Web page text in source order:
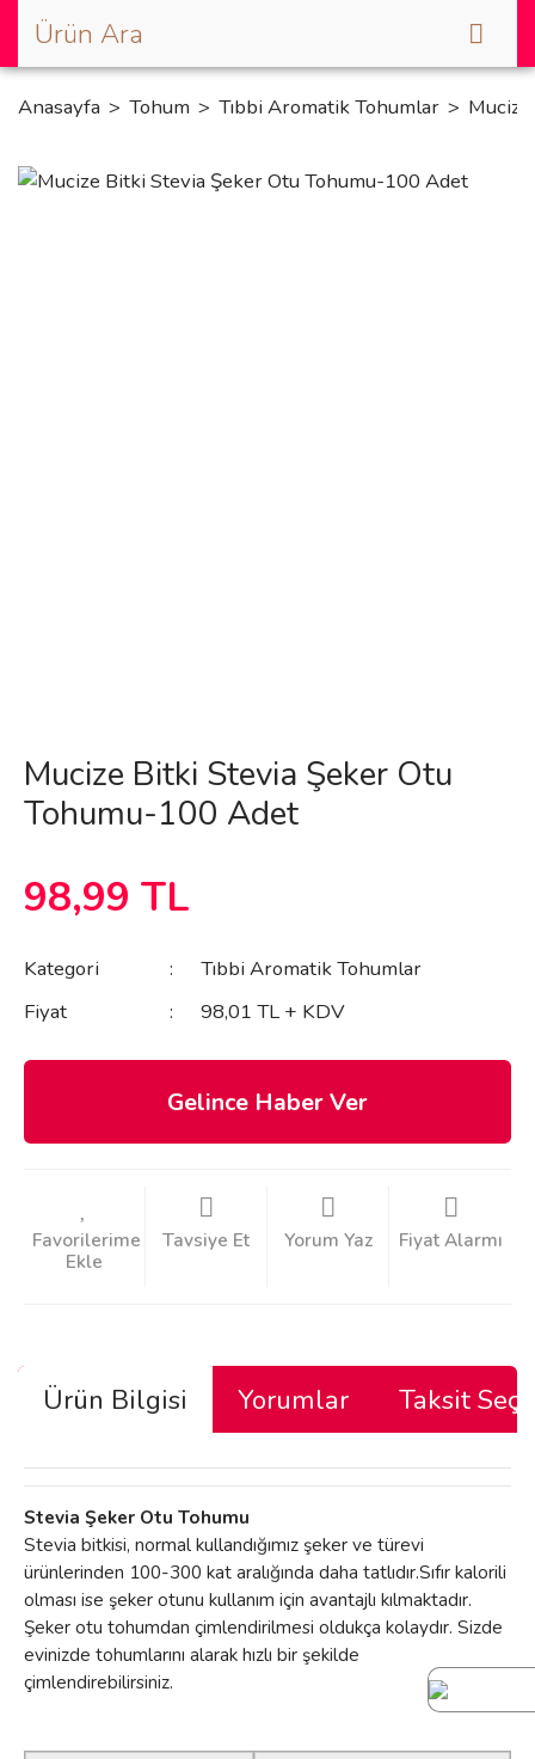
Anasayfa Tohum Tıbbi Aromatik Tohumlar
Mucize Bitki Stevia Şeker Otu
Tohumu-100 Adet
98,99 TL
Kategori
Tıbbi Aromatik Tohumlar
Fiyat
98,01 TL + KDV
Gelince Haber Ver
Tavsiye Et Yorum Yaz Fiyat Alarmı
Ürün Bilgisi Yorumlar Taksit
Stevia Şeker Otu Tohumu
Stevia bitkisi, normal kullandığımız şeker ve türevi
ürünlerinden 100-300 kat aralığında daha tatlıdır.Sıfır kalorili
olması ise şeker otunu kullanım için avantajlı kılmaktadır.
Şeker otu tohumdan çimlendirilmesi oldukça kolaydır. Sizde
evinizde tohumlarını alarak hızlı bir şekilde
çimlendirebilirsiniz.